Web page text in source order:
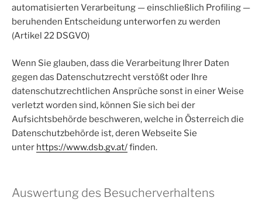
automatisierten Verarbeitung — einschließlich Profiling —
beruhenden Entscheidung unterworfen zu werden
(Artikel 22 DSGVO)
Wenn Sie glauben, dass die Verarbeitung Ihrer Daten
gegen das Datenschutzrecht verstößt oder Ihre
datenschutzrechtlichen Ansprüche sonst in einer Weise
verletzt worden sind, können Sie sich bei der
Aufsichtsbehörde beschweren, welche in Österreich die
Datenschutzbehörde ist, deren Webseite Sie
unter https://www.dsb.gv.at/finden.
Auswertung des Besucherverhaltens